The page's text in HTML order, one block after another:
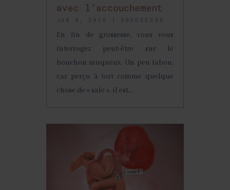
avec l’accouchement
En fin de grossesse, vous vous
interrogez peut-être sur le
bouchon muqueux. Un peu tabou,
car perçu à tort comme quelque
chose de « sale », il est...